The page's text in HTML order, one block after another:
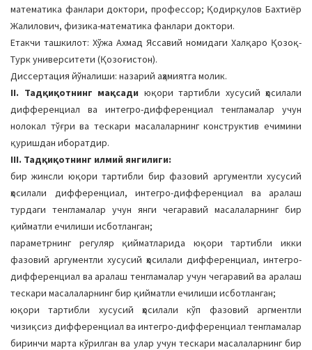
математика фанлари доктори, профессор; Қодирқулов Бахтиёр
Жалилович, физика-математика фанлари доктори.
Етакчи ташкилот: Хўжа Ахмад Яссавий номидаги Халқаро Қозоқ-
Турк университети (Қозоғистон).
Диссертация йўналиши: назарий аҳамиятга молик.
II. Тадқиқотнинг мақсади юқори тартибли хусусий ҳосилали
дифференциал ва интегро-дифференциал тенгламалар учун
нолокал тўғри ва тескари масалаларнинг конструктив ечимини
қуришдан иборатдир.
III. Тадқиқотнинг илмий янгилиги:
бир жинсли юқори тартибли бир фазовий аргументли хусусий
ҳосилали дифференциал, интегро-дифференциал ва аралаш
турдаги тенгламалар учун янги чегаравий масалаларнинг бир
қийматли ечилиши исботланган;
параметрнинг регуляр қийматларида юқори тартибли икки
фазовий аргументли хусусий ҳосилали дифференциал, интегро-
дифференциал ва аралаш тенгламалар учун чегаравий ва аралаш
тескари масалаларнинг бир қийматли ечилиши исботланган;
юқори тартибли хусусий ҳосилали кўп фазовий аргментли
чизиқсиз дифференциал ва интегро-дифференциал тенгламалар
биринчи марта кўрилган ва улар учун тескари масалаларнинг бир